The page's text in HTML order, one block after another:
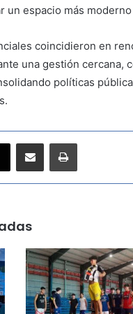
espacio más
coincidieron en
una gestión cercana,
políticas